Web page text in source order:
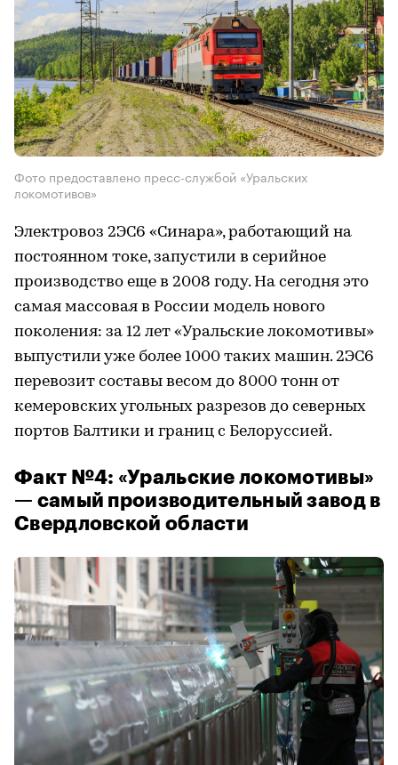
Фото предоставлено пресс-службой «Уральских
локомотивов»
Электровоз 2ЭС6 «Синара», работающий на
постоянном токе, запустили в серийное
производство еще в 2008 году. На сегодня это
самая массовая в России модель нового
поколения: за 12 лет «Уральские локомотивы»
выпустили уже более 1000 таких машин. 2ЭС6
перевозит составы весом до 8000 тонн от
кемеровских угольных разрезов до северных
портов Балтики и границ с Белоруссией.
Факт №4: «Уральские локомотивы»
— самый производительный завод в
Свердловской области